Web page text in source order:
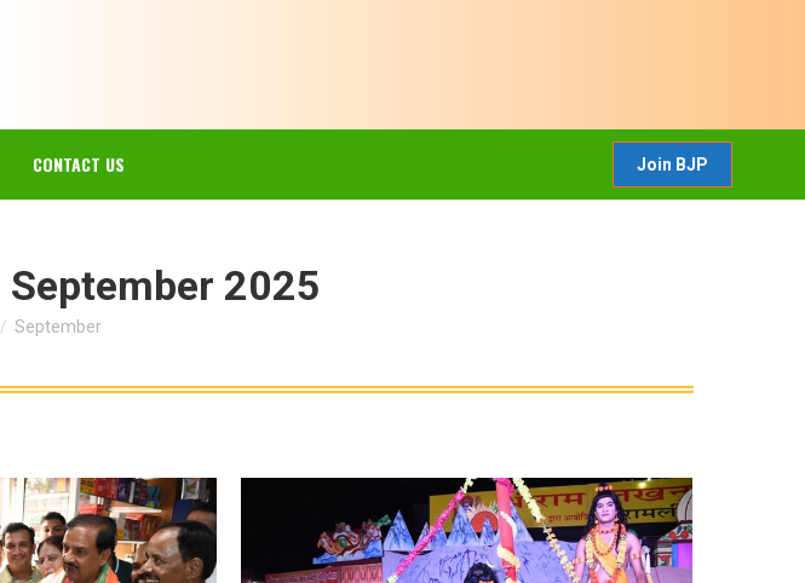
CONTACT US Join BJP
September 2025
September